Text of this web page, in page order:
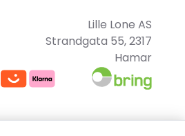
Lille Lone AS
Strandgata 55, 2317
Hamar